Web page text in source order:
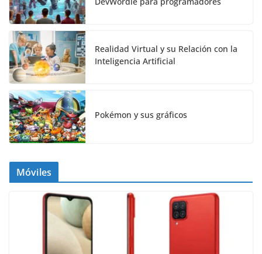
Realidad Virtual y su Relación con la
Inteligencia Artificial
Pokémon y sus gráficos
Móviles